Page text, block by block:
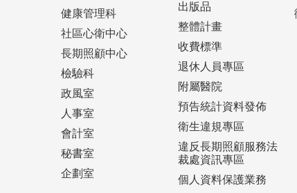
健康管理科
社區心衛中心
長期照顧中心
檢驗科
政風室
人事室
會計室
秘書室
企劃室
出版品
整體計畫
收費標準
退休人員專區
附屬醫院
預告統計資料發佈
衛生違規專區
違反長期照顧服務法
裁處資訊專區
個人資料保護業務